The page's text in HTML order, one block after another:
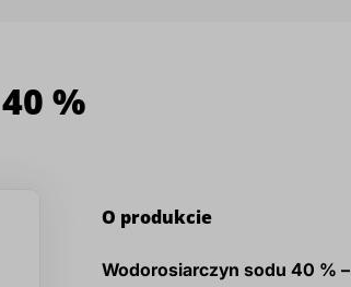
%
O produkcie
Wodorosiarczyn sodu 40 % –